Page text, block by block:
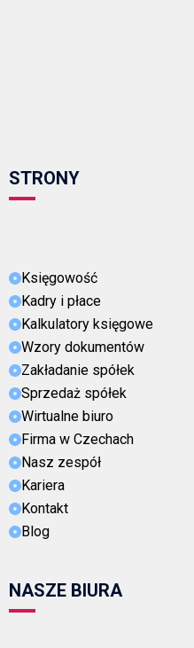
STRONY
Księgowość
Kadry i płace
Kalkulatory księgowe
Wzory dokumentów
Zakładanie spółek
Sprzedaż spółek
Wirtualne biuro
Firma w Czechach
Nasz zespół
Kariera
Kontakt
Blog
NASZE BIURA